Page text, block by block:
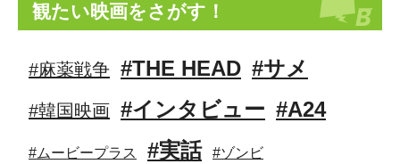
観たい映画をさがす！
#麻薬戦争 #THE HEAD #サメ
#韓国映画 #インタビュー #A24
#ムービープラス #実話 #ゾンビ